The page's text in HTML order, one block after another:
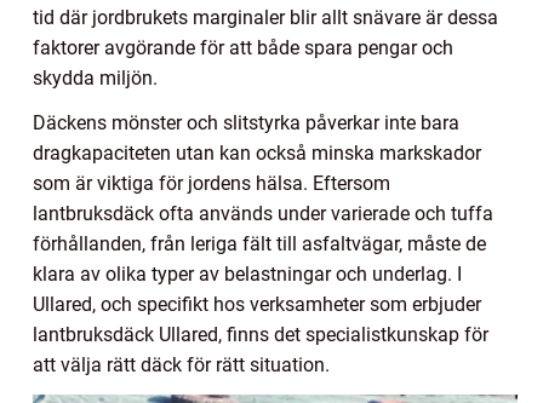
tid där jordbrukets marginaler blir allt snävare är dessa
faktorer avgörande för att både spara pengar och
skydda miljön.
Däckens mönster och slitstyrka påverkar inte bara
dragkapaciteten utan kan också minska markskador
som är viktiga för jordens hälsa. Eftersom
lantbruksdäck ofta används under varierade och tuffa
förhållanden, från leriga fält till asfaltvägar, måste de
klara av olika typer av belastningar och underlag. I
Ullared, och specifikt hos verksamheter som erbjuder
lantbruksdäck Ullared, finns det specialistkunskap för
att välja rätt däck för rätt situation.